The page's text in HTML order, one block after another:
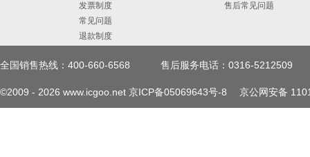
发票制度
常见问题
退款制度
售后常见问题
全国销售热线：400-660-6568 售后服务电话：0316-5212509
©2009 - 2026 www.icgoo.net 京ICP备05069643号-8 京公网安备